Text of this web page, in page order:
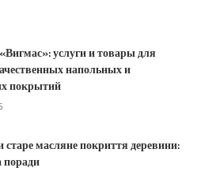
услуги и товары для
напольных и
покрытий
масляне покриття деревини:
поради